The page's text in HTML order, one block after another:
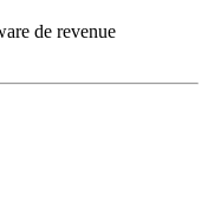
de revenue